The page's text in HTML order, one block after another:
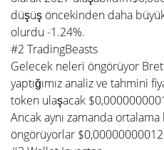
düşüş öncekinden daha
olurdu -1.24%.
#2 TradingBeasts
Gelecek neleri öngörüyor
yaptığımız analiz ve tahmini
token ulaşacak
Ancak aynı zamanda
öngörüyorlar